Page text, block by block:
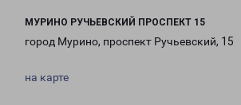
МУРИНО РУЧЬЕВСКИЙ ПРОСПЕКТ 15
город Мурино, проспект Ручьевский, 15
на карте